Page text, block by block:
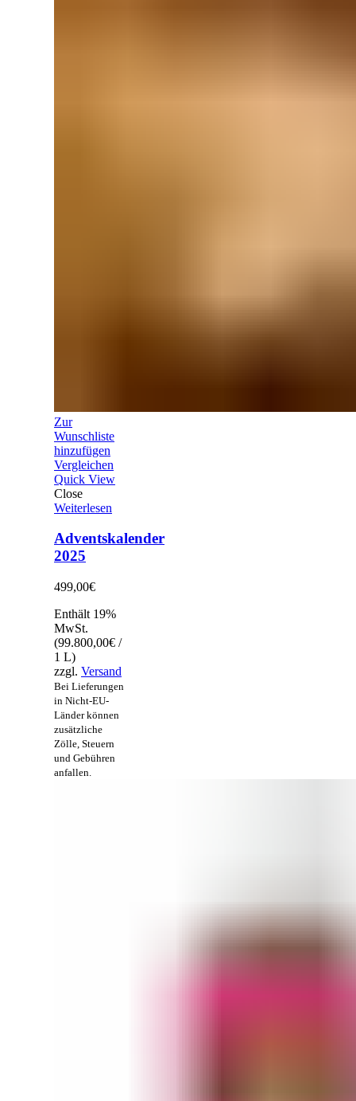
Zur
Wunschliste
hinzufügen
Vergleichen
Quick View
Close
Weiterlesen
Adventskalender
2025
499,00€
Enthält 19%
MwSt.
(99.800,00€ /
1 L)
zzgl. Versand
Bei Lieferungen
in Nicht-EU-
Länder können
zusätzliche
Zölle, Steuern
und Gebühren
anfallen.